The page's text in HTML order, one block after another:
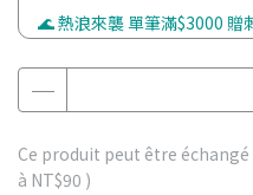
🌊 熱浪來襲 單筆滿$3000 贈
Ce produit peut être échangé
à NT$90 )